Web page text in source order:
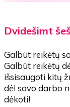
Dvidešimt
Galbūt reikėtų
Galbūt reikėtų
išsisaugoti kitų
dėl savo darbo
dėkoti!